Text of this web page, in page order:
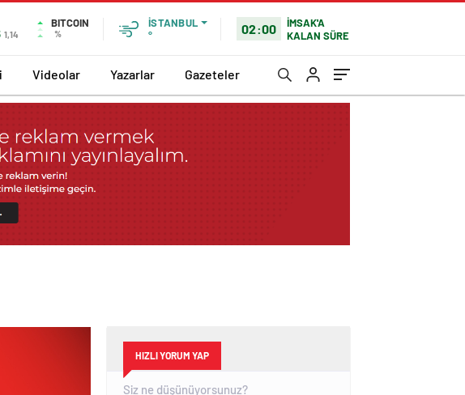
1,14
BITCOIN
%
İSTANBUL
°
02:00
İMSAK'A
KALAN SÜRE
Videolar Yazarlar Gazeteler
HIZLI YORUM YAP